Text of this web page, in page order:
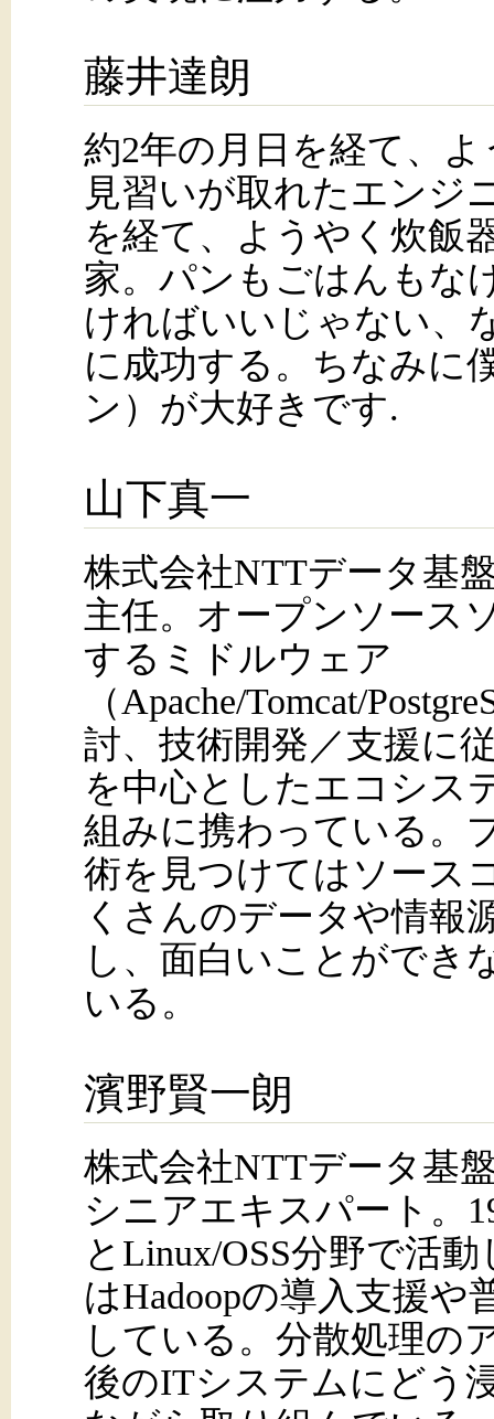
藤井達朗
約2年の月日を経て、
見習いが取れたエンジ
を経て、ようやく炊飯
家。パンもごはんもな
ければいいじゃない、
に成功する。ちなみに
ン）が大好きです.
山下真一
株式会社NTTデータ基
主任。オープンソース
するミドルウェア
（Apache/Tomcat/
討、技術開発／支援に
を中心としたエコシス
組みに携わっている。
術を見つけてはソース
くさんのデータや情報
し、面白いことができ
いる。
濱野賢一朗
株式会社NTTデータ基
シニアエキスパート。
とLinux/OSS分野で活
はHadoopの導入支援や
している。分散処理の
後のITシステムにどう